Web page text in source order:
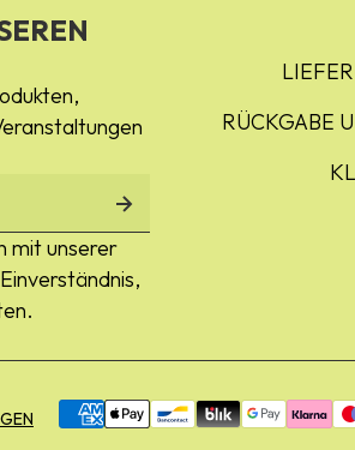
mit unserer
RÜCKGABE
Zahlungsmöglichkeiten